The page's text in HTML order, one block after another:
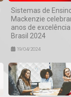
Sistemas de
Mackenzie
anos de
Brasil 2024
19/04/2024